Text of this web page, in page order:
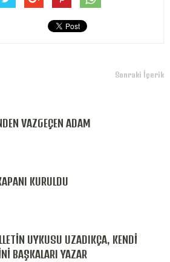
Sonraki İçerik
VAZGEÇEN ADAM
KURULDU
UYKUSU UZADIKÇA, KENDİ
BAŞKALARI YAZAR